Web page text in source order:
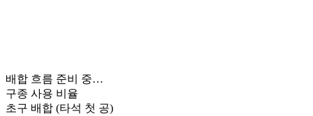
배합 흐름 준비 중…
구종 사용 비율
초구 배합 (타석 첫 공)